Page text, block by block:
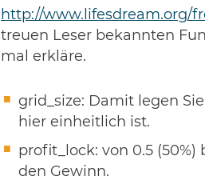
http://www.lifesdream.org/
treuen Leser bekannten
mal erkläre.
grid_size: Damit legen
hier einheitlich ist.
profit_lock: von 0.5 (50%)
den Gewinn.